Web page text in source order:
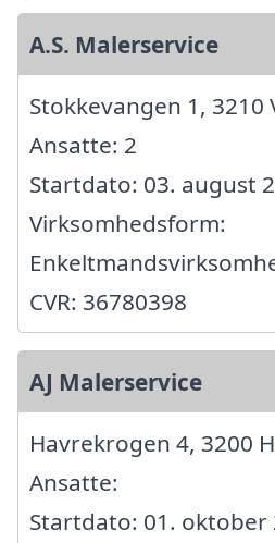
A.S. Malerservice
Stokkevangen 1, 3210
Ansatte: 2
Startdato: 03. august
Virksomhedsform:
CVR: 36780398
AJ Malerservice
Havrekrogen 4, 3200
Ansatte:
Startdato: 01. oktober